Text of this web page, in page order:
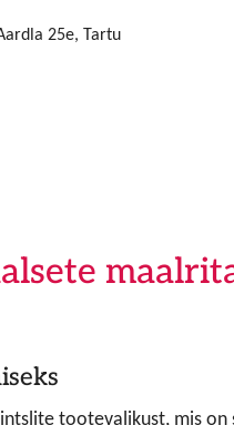
25e, Tartu
tootevalikust, mis